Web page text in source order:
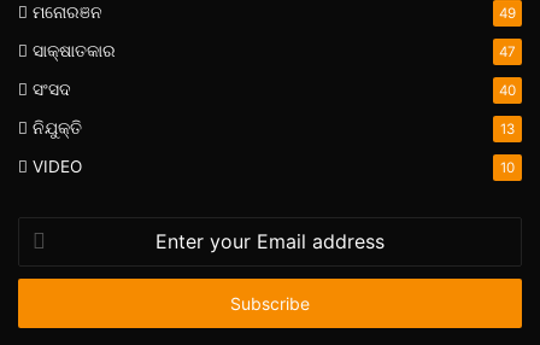
ମନୋରଞନ 49
ସାକ୍ଷାତକାର 47
ସଂସଦ 40
ନିଯୁକ୍ତି 13
VIDEO 10
your
Email